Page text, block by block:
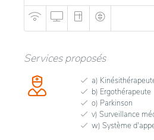
Services proposés
a)
b) Ergothérapeute
o) Parkinson
v) Surveillance
w) Système